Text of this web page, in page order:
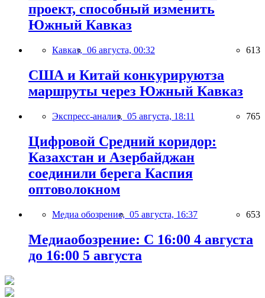
проект, способный изменить
Южный Кавказ
Кавказ, 06 августа, 00:32 613
США и Китай конкурируютза
маршруты через Южный Кавказ
Экспресс-анализ, 05 августа, 18:11 765
Цифровой Средний коридор:
Казахстан и Азербайджан
соединили берега Каспия
оптоволокном
Медиа обозрение, 05 августа, 16:37 653
Медиаобозрение: С 16:00 4 августа
до 16:00 5 августа